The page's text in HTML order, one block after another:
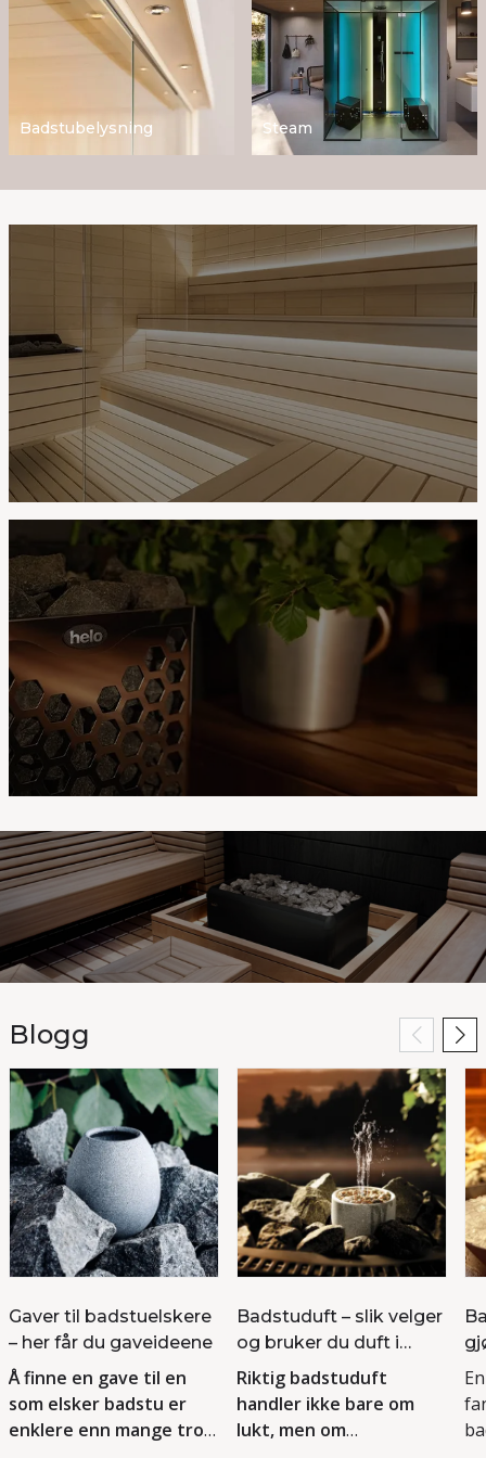
Badstubelysning Steam
Tips til hvordan bygge en korrekt badstu
Les mer
Les mer
Så kan du sjekke ut bloggen vår, hvor vi legger ut artikler
som kanskje kan være til nytte for deg.
Les mer
Blogg
Gaver til badstuelskere
– her får du gaveideene
Å finne en gave til en
som elsker badstu er
enklere enn mange tror.
Badstuduft – slik velger
og bruker du duft i
badstuen
Riktig badstuduft
handler ikke bare om
lukt, men om